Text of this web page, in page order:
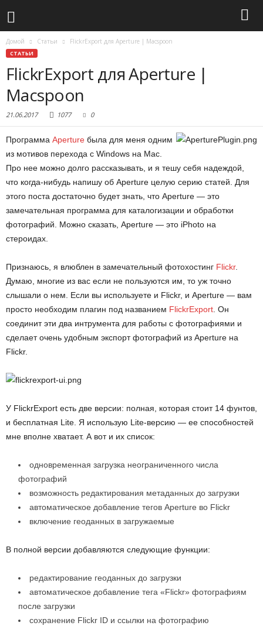
Домой Статьи FlickrExport для Aperture | Macspoon
СТАТЬИ
FlickrExport для Aperture |
Macspoon
21.06.2017 1077 0
Программа Aperture была для меня одним
из мотивов перехода с Windows на Mac.
Про нее можно долго рассказывать, и я тешу себя надеждой,
что когда-нибудь напишу об Aperture целую серию статей. Для
этого поста достаточно будет знать, что Aperture — это
замечательная программа для каталогизации и обработки
фотографий. Можно сказать, Aperture — это iPhoto на
стероидах.
Признаюсь, я влюблен в замечательный фотохостинг Flickr.
Думаю, многие из вас если не пользуются им, то уж точно
слышали о нем. Если вы используете и Flickr, и Aperture — вам
просто необходим плагин под названием FlickrExport . Он
соединит эти два интрумента для работы с фотографиями и
сделает очень удобным экспорт фотографий из Aperture на
Flickr.
У FlickrExport есть две версии: полная, которая стоит 14 фунтов,
и бесплатная Lite. Я использую Lite-версию — ее способностей
мне вполне хватает. А вот и их список:
одновременная загрузка неограниченного числа
фотографий
возможность редактирования метаданных до загрузки
автоматическое добавление тегов Aperture во Flickr
включение геоданных в загружаемые
В полной версии добавляются следующие функции:
редактирование геоданных до загрузки
автоматическое добавление тега «Flickr» фотографиям
после загрузки
сохранение Flickr ID и ссылки на фотографию